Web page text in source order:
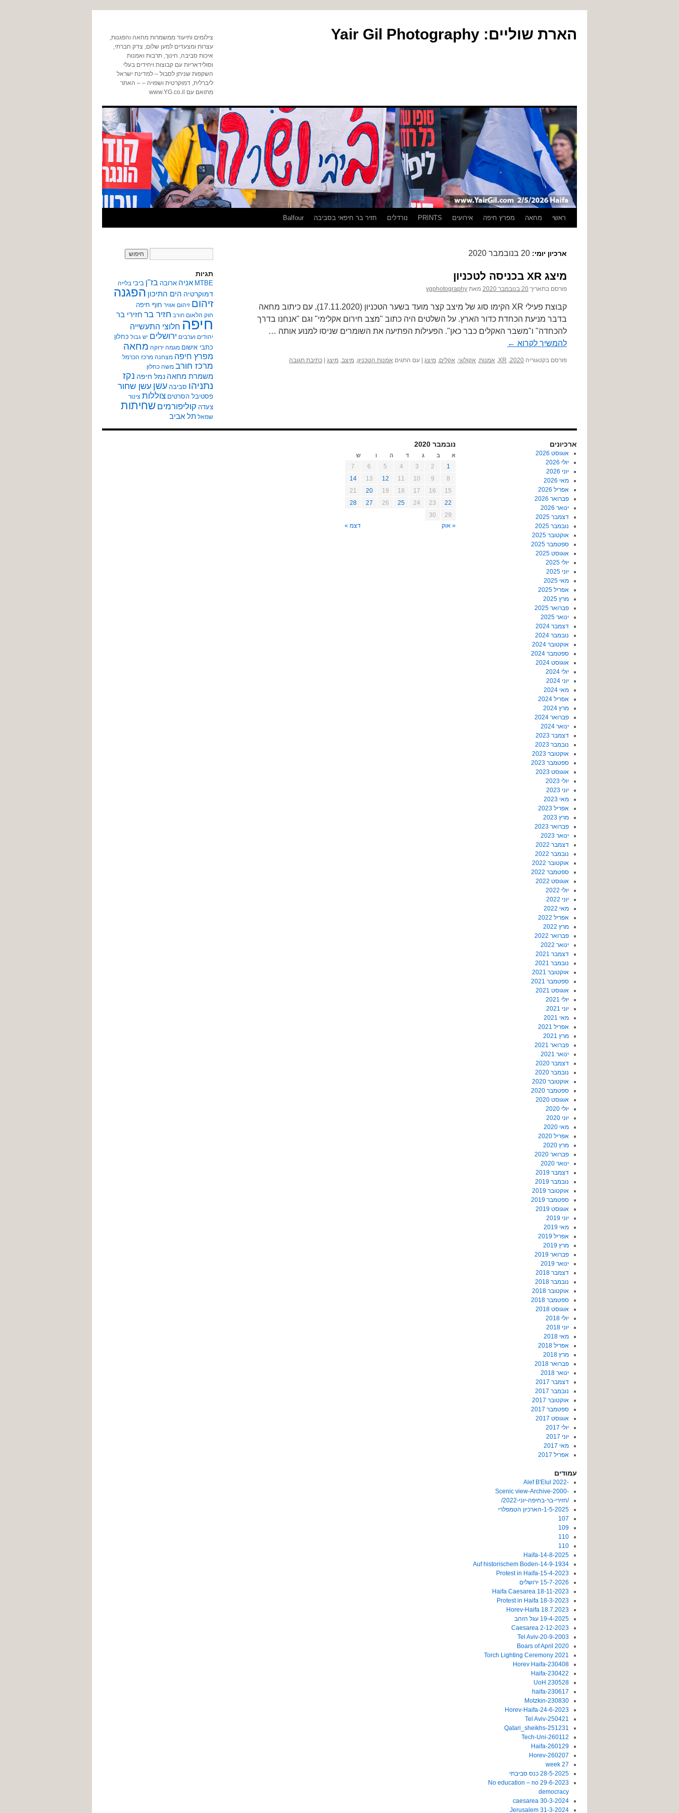
הארת שוליים: Yair Gil Photography
צילומים ותיעוד ממשמרות מחאה והפגנות,
עצרות ומצעדים למען שלום, צדק חברתי,
איכות סביבה, חינוך, תרבות ואמנות
וסולידאריות עם קבוצות ויחידים בעלי
השקפות שניתן לסבול – למדינת ישראל
ליברלית, דמוקרטית ושפויה – – האתר
מתואם עם www.YG.co.il
לדלגראשי מחאה מפרץ חיפה אירועים PRINTS נורדלים חזיר בר חיפאי בסביבה Balfour
ארכיון יומי: 20 בנובמבר 2020
מיצג XR בכניסה לטכניון
פורסם בתאריך 20 בנובמבר 2020 מאת ygphotography
קבוצת פעילי XR הקימו סוג של מיצב קצר מועד בשער הטכניון (17.11.2020), עם כיתוב מחאה
בדבר מניעת הכחדת כדור הארץ. על השלטים היה כתוב "מצב חירום אקלימי" וגם "אנחנו בדרך
להכחדה" ו"משבר האקלים כבר כאן". הפעילות הפתיעה את השומרים שניסו למנוע אותה …
להמשיך לקרוא ←
פורסם בקטגוריה 2020
,
XR
, אמנות, אקולוגי, אקלים, מיצג עם התגים אמנות הטכניון, מיצב, מיצג כתיבת תגובה
תגיות
MTBE אניה ארובה בז"ן ביבי בלייה
דמוקרטיה הים התיכון הפגנה
זיהום זיהום אוויר חוף חיפה
חוק הלאום חורב חזיר בר חזירי בר
חיפה חלוצי התעשייה
יהודים וערבים ירושלים יש גבול כחלון
כתבי אישום מגמה ירוקה מחאה
מפרץ חיפה מצחנה מרכז הכרמל
מרכז חורב משה כחלון
משמרת מחאה נמל חיפה נקז
נתניהו סביבה עשן עשן שחור
פסטיבל הסרטים צוללות צינור
צעדה קוליפורמים שחיתות
שמאל תל אביב
ארכיונים
אוגוסט 2026
יולי 2026
יוני 2026
מאי 2026
אפריל 2026
פברואר 2026
ינואר 2026
דצמבר 2025
נובמבר 2025
אוקטובר 2025
ספטמבר 2025
אוגוסט 2025
יולי 2025
יוני 2025
מאי 2025
אפריל 2025
מרץ 2025
פברואר 2025
ינואר 2025
דצמבר 2024
נובמבר 2024
אוקטובר 2024
ספטמבר 2024
אוגוסט 2024
יולי 2024
יוני 2024
מאי 2024
אפריל 2024
מרץ 2024
פברואר 2024
ינואר 2024
דצמבר 2023
נובמבר 2023
אוקטובר 2023
ספטמבר 2023
אוגוסט 2023
יולי 2023
יוני 2023
מאי 2023
אפריל 2023
מרץ 2023
פברואר 2023
ינואר 2023
דצמבר 2022
נובמבר 2022
אוקטובר 2022
ספטמבר 2022
אוגוסט 2022
יולי 2022
יוני 2022
מאי 2022
אפריל 2022
מרץ 2022
פברואר 2022
ינואר 2022
דצמבר 2021
נובמבר 2021
אוקטובר 2021
ספטמבר 2021
אוגוסט 2021
יולי 2021
יוני 2021
מאי 2021
אפריל 2021
מרץ 2021
פברואר 2021
ינואר 2021
דצמבר 2020
נובמבר 2020
אוקטובר 2020
ספטמבר 2020
אוגוסט 2020
יולי 2020
יוני 2020
מאי 2020
אפריל 2020
מרץ 2020
פברואר 2020
ינואר 2020
דצמבר 2019
נובמבר 2019
אוקטובר 2019
ספטמבר 2019
אוגוסט 2019
יוני 2019
מאי 2019
אפריל 2019
מרץ 2019
פברואר 2019
ינואר 2019
דצמבר 2018
נובמבר 2018
אוקטובר 2018
ספטמבר 2018
אוגוסט 2018
יולי 2018
יוני 2018
מאי 2018
אפריל 2018
מרץ 2018
פברואר 2018
ינואר 2018
דצמבר 2017
נובמבר 2017
אוקטובר 2017
ספטמבר 2017
אוגוסט 2017
יולי 2017
יוני 2017
מאי 2017
אפריל 2017
עמודים
-2022 Alef B'Elul
-Scenic view-Archive-2000
/חזירי-בר-בחיפה-יוני-2022/
1-5-2025-הארכיון הטמפלרי
107
109
110
110
14-8-2025-Haifa
14-9-1934-Auf historischem Boden
15-4-2023-Protest in Haifa
15-7-2026 ירושלים
18-11-2023 Haifa Caesarea
18-3-2023 Protest in Haifa
18.7.2023 Horev-Haifa
19-4-2025 עגל הזהב
2-12-2023 Caesarea
20-9-2003-Tel Aviv
2020 Boars of April
2021 Torch Lighting Ceremony
230408-Horev Haifa
230422-Haifa
230528 UoH
230617-haifa
230830-Motzkin
24-6-2023-Horev-Haifa
250421-Tel Aviv
251231-Qatari_sheikhs
260112-Tech-Uni
260129-Haifa
260207-Horev
27 week
28-5-2025 כנס סביבתי
29-6-2023 No education – no
democracy
30-3-2024 caesarea
31-3-2024 Jerusalem
נובמבר 2020
א ב ג ד ה ו ש
1
2
3
4
5
6
7
8
9
10
11
12
13
14
15
16
17
18
19
20
21
22
23
24
25
26
27
28
29
30
« אוק
דצמ »